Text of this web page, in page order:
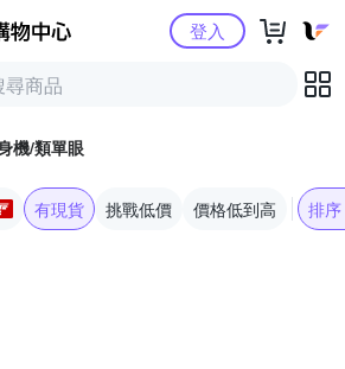
Yahoo購物中心登入
機/類單眼
有現貨 挑戰低價 價格低到高 排序